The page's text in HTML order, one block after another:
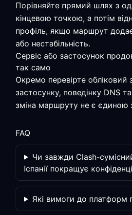
Порівняйте прямий шлях з
кінцевою точкою, а потім
профіль, якщо маршрут
або нестабільність.
Сервіс або застосунок
так само
Окремо перевірте обліковий
застосунку, поведінку DNS
зміна маршруту не є єдиною
FAQ
Чи завжди Clash-
Іспанії покращує
Які вимоги до платформ